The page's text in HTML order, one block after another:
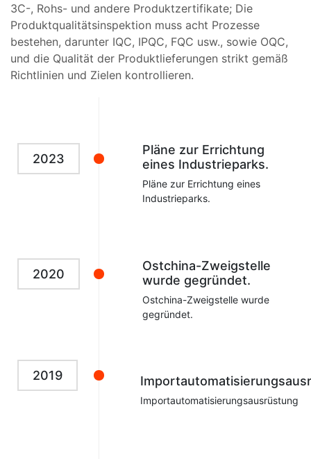
3C-, Rohs- und andere Produktzertifikate; Die
Produktqualitätsinspektion muss acht Prozesse
bestehen, darunter IQC, IPQC, FQC usw., sowie OQC,
und die Qualität der Produktlieferungen strikt gemäß
Richtlinien und Zielen kontrollieren.
2023
Pläne zur Errichtung
eines Industrieparks.
Pläne zur Errichtung eines
Industrieparks.
2020
Ostchina-Zweigstelle
wurde gegründet.
Ostchina-Zweigstelle wurde
gegründet.
2019
Importautomatisierungsausrüstung